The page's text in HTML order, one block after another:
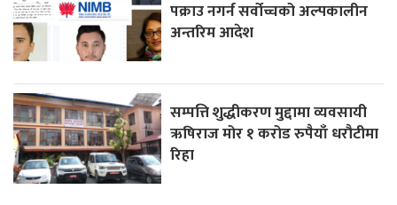
पक्राउ नगर्न सर्वोच्चको अल्पकालीन
अन्तरिम आदेश
सम्पत्ति शुद्धीकरण मुद्दामा व्यवसायी
ऋषिराज मोर १ करोड रुपैयाँ धरौटीमा
रिहा